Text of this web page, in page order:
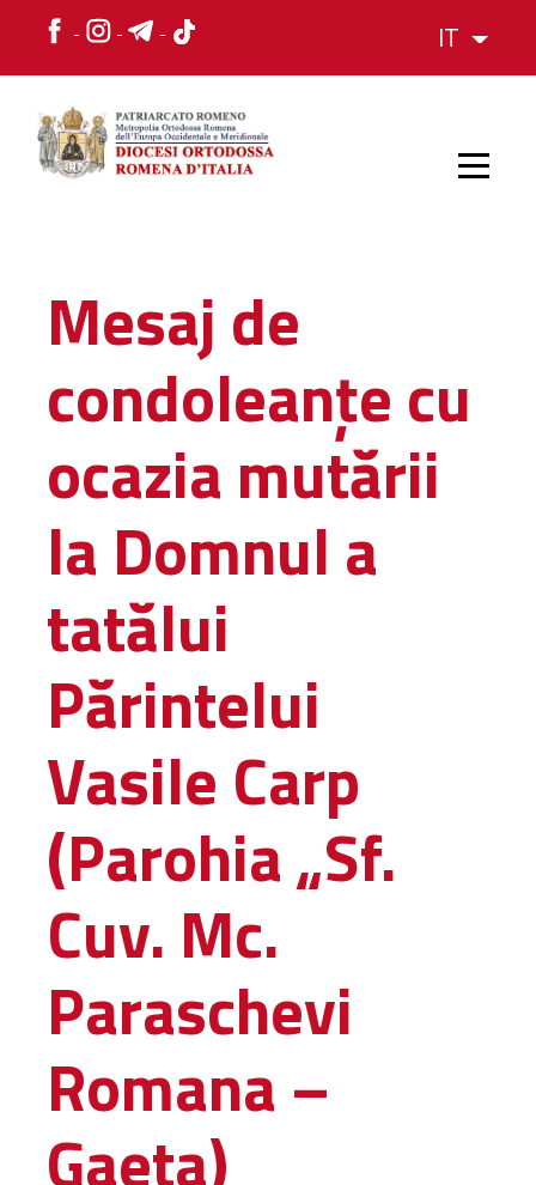
IT
STORIA
L'ORGANIZZAZIONE
L'ORGANIZZAZIONE
La Struttura
Amministrativa
monumenti
Diaconie
Centri
Cimiteri
Parrocchie
RISORSE
RISORSE
Apostolia Italia
Comunicati stampa
Gli Statuti e le leggi
Biblioteca
Risorse multimediali
Opinioni Ortodosse
Mesaj de
condoleanțe cu
ocazia mutării
la Domnul a
tatălui
Părintelui
Vasile Carp
(Parohia „Sf.
Cuv. Mc.
Paraschevi
Romana –
Gaeta)